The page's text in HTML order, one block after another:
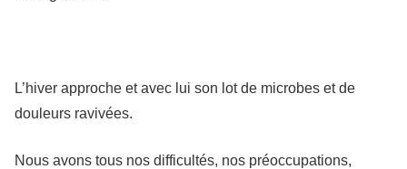
L’hiver approche et avec lui son lot de microbes et de
douleurs ravivées.
Nous avons tous nos difficultés, nos préoccupations,